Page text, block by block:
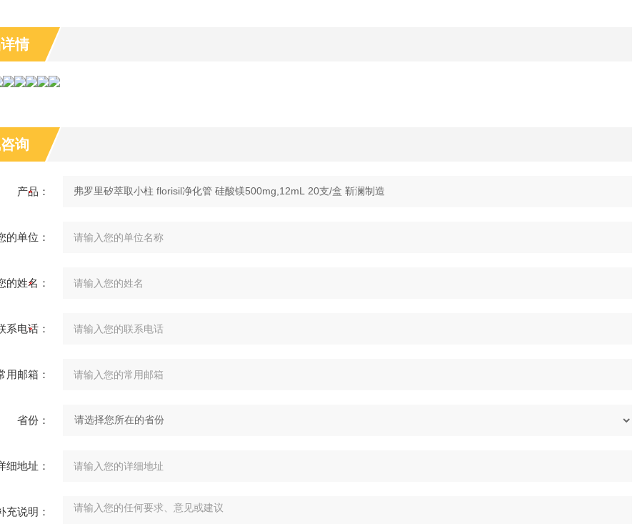
情
询
产品：
的单位：
的姓名：
系电话：
用邮箱：
省份：
细地址：
充说明：